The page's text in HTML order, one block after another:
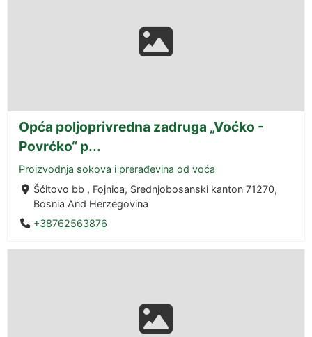
Opća poljoprivredna zadruga „Voćko -
Povrćko“ p...
Proizvodnja sokova i prerađevina od voća
Šćitovo bb , Fojnica, Srednjobosanski kanton 71270,
Bosnia And Herzegovina
+38762563876